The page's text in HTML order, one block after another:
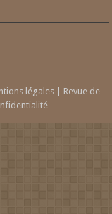
légales | Revue de